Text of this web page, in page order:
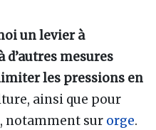
un levier à
mesures
les pressions en
ainsi que pour
, notamment sur orge.